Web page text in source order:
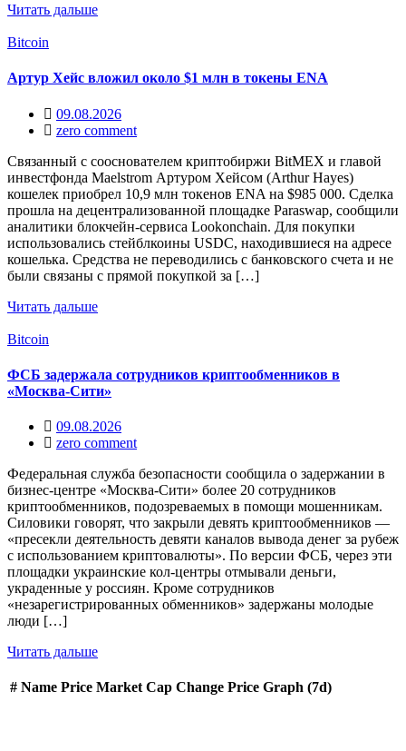
Читать дальше
Bitcoin
Артур Хейс вложил около $1 млн в токены ENA
09.08.2026
zero comment
Связанный с сооснователем криптобиржи BitMEX и главой
инвестфонда Maelstrom Артуром Хейсом (Arthur Hayes)
кошелек приобрел 10,9 млн токенов ENA на $985 000. Сделка
прошла на децентрализованной площадке Paraswap, сообщили
аналитики блокчейн-сервиса Lookonchain. Для покупки
использовались стейблкоины USDC, находившиеся на адресе
кошелька. Средства не переводились с банковского счета и не
были связаны с прямой покупкой за […]
Читать дальше
Bitcoin
ФСБ задержала сотрудников криптообменников в
«Москва-Сити»
09.08.2026
zero comment
Федеральная служба безопасности сообщила о задержании в
бизнес‑центре «Москва‑Сити» более 20 сотрудников
криптообменников, подозреваемых в помощи мошенникам.
Силовики говорят, что закрыли девять криптообменников —
«пресекли деятельность девяти каналов вывода денег за рубеж
с использованием криптовалюты». По версии ФСБ, через эти
площадки украинские кол‑центры отмывали деньги,
украденные у россиян. Кроме сотрудников
«незарегистрированных обменников» задержаны молодые
люди […]
Читать дальше
# Name Price Market Cap Change Price Graph (7d)